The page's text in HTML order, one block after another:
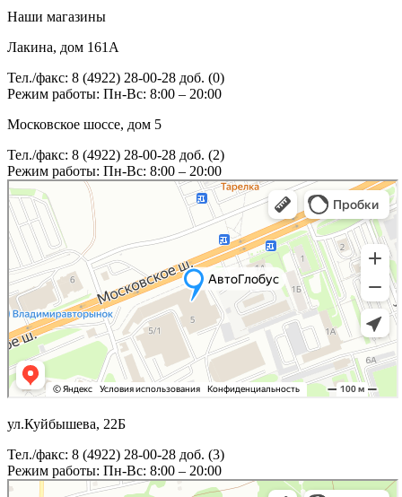
Наши магазины
Лакина, дом 161А
Тел./факс: 8 (4922) 28-00-28 доб. (0)
Режим работы: Пн-Вс: 8:00 – 20:00
Московское шоссе, дом 5
Тел./факс: 8 (4922) 28-00-28 доб. (2)
Режим работы: Пн-Вс: 8:00 – 20:00
ул.Куйбышева, 22Б
Тел./факс: 8 (4922) 28-00-28 доб. (3)
Режим работы: Пн-Вс: 8:00 – 20:00